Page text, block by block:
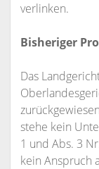
verlinken.
Bisheriger
Das
stehe kein
1 und Abs. 3
kein Anspruch